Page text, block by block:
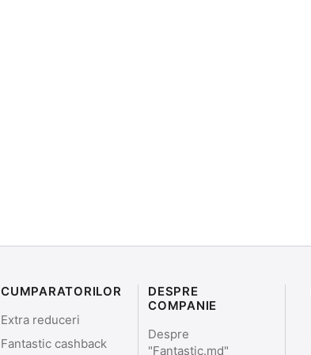
CUMPARATORILOR
Extra reduceri
Fantastic cashback
DESPRE
COMPANIE
Despre
"Fantastic.md"